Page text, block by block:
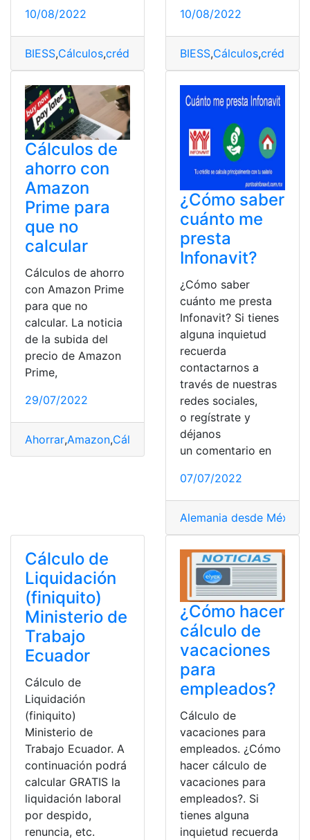
10/08/2022
BIESS,Cálculos,crédito hipotecarios
10/08/2022
BIESS,Cálculos,crédito
Cálculos de
ahorro con
Amazon
Prime para
que no
calcular
Cálculos de ahorro
con Amazon Prime
para que no
calcular. La noticia
de la subida del
precio de Amazon
Prime,
29/07/2022
Ahorrar,Amazon,Cálculos España,Suscripción
¿Cómo saber
cuánto me
presta
Infonavit?
¿Cómo saber
cuánto me presta
Infonavit? Si tienes
alguna inquietud
recuerda
contactarnos a
través de nuestras
redes sociales,
o regístrate y
déjanos
un comentario en
07/07/2022
Alemania desde México
Cálculo de
Liquidación
(finiquito)
Ministerio de
Trabajo
Ecuador
Cálculo de
Liquidación
(finiquito)
Ministerio de
Trabajo Ecuador. A
continuación podrá
calcular GRATIS la
liquidación laboral
por despido,
renuncia, etc.
¿Cómo hacer
cálculo de
vacaciones
para
empleados?
Cálculo de
vacaciones para
empleados. ¿Cómo
hacer cálculo de
vacaciones para
empleados?. Si
tienes alguna
inquietud recuerda